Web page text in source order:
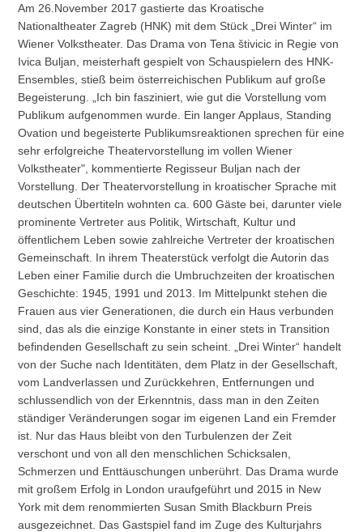
Am 26.November 2017 gastierte das Kroatische
Nationaltheater Zagreb (HNK) mit dem Stück „Drei Winter“ im
Wiener Volkstheater. Das Drama von Tena štivicic in Regie von
Ivica Buljan, meisterhaft gespielt von Schauspielern des HNK-
Ensembles, stieß beim österreichischen Publikum auf große
Begeisterung. „Ich bin fasziniert, wie gut die Vorstellung vom
Publikum aufgenommen wurde. Ein langer Applaus, Standing
Ovation und begeisterte Publikums­reaktionen sprechen für eine
sehr erfolgreiche Theatervorstellung im vollen Wiener
Volkstheater", kommentierte Regisseur Buljan nach der
Vorstellung. Der Theatervorstellung in kroatischer Sprache mit
deutschen Übertiteln wohnten ca. 600 Gäste bei, darunter viele
prominente Vertreter aus Politik, Wirtschaft, Kultur und
öffentlichem Leben sowie zahlreiche Vertreter der kroatischen
Gemeinschaft. In ihrem Theaterstück verfolgt die Autorin das
Leben einer Familie durch die Umbruchzeiten der kroatischen
Geschichte: 1945, 1991 und 2013. Im Mittelpunkt stehen die
Frauen aus vier Generationen, die durch ein Haus verbunden
sind, das als die einzige Konstante in einer stets in Transition
befindenden Gesellschaft zu sein scheint. „Drei Winter“ handelt
von der Suche nach Identitäten, dem Platz in der Gesellschaft,
vom Landverlassen und Zurückkehren, Entfernungen und
schlussendlich von der Erkenntnis, dass man in den Zeiten
ständiger Veränderungen sogar im eigenen Land ein Fremder
ist. Nur das Haus bleibt von den Turbulenzen der Zeit
verschont und von all den menschlichen Schicksalen,
Schmerzen und Enttäuschungen unberührt. Das Drama wurde
mit großem Erfolg in London uraufgeführt und 2015 in New
York mit dem renommierten Susan Smith Blackburn Preis
ausgezeichnet. Das Gastspiel fand im Zuge des Kulturjahrs